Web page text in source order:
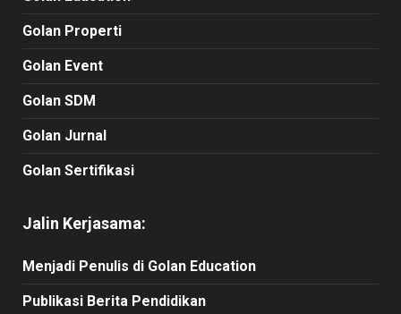
Golan Properti
Golan Event
Golan SDM
Golan Jurnal
Golan Sertifikasi
Jalin Kerjasama:
Menjadi Penulis di Golan Education
Publikasi Berita Pendidikan